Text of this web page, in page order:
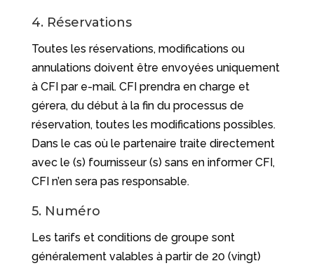
4. Réservations
Toutes les réservations, modifications ou
annulations doivent être envoyées uniquement
à CFI par e-mail. CFI prendra en charge et
gérera, du début à la fin du processus de
réservation, toutes les modifications possibles.
Dans le cas où le partenaire traite directement
avec le (s) fournisseur (s) sans en informer CFI,
CFI n’en sera pas responsable.
5. Numéro
Les tarifs et conditions de groupe sont
généralement valables à partir de 20 (vingt)